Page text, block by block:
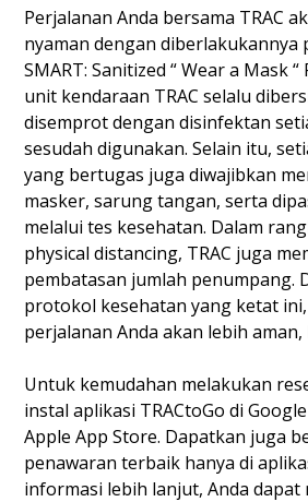
Perjalanan Anda bersama TRAC
nyaman dengan diberlakukannya
SMART: Sanitized “ Wear a Mask “
unit kendaraan TRAC selalu
disemprot dengan disinfektan
sesudah digunakan. Selain itu,
yang bertugas juga diwajibkan
masker, sarung tangan, serta
melalui tes kesehatan. Dalam
physical distancing, TRAC juga
pembatasan jumlah penumpang.
protokol kesehatan yang ketat
perjalanan Anda akan lebih aman,
Untuk kemudahan melakukan
instal aplikasi TRACtoGo di
Apple App Store. Dapatkan juga
penawaran terbaik hanya di
informasi lebih lanjut, Anda